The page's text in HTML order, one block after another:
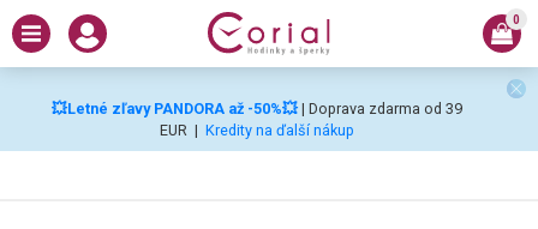
💥Letné zľavy PANDORA až -50%💥 | Doprava zdarma od 39
EUR | Kredity na ďalší nákup
0